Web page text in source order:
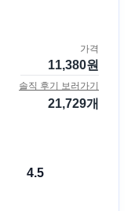
가격
11,380원
솔직 후기 보러가기
21,729개
4.5